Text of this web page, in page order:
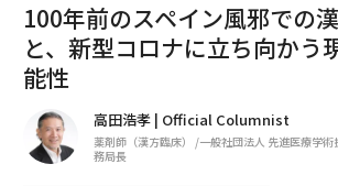
100年前のスペイン風邪での
と、新型コロナに立ち向かう
能性
高田浩孝 | Official Columnist
薬剤師（漢方臨床） /一般社団法人 先進医療学術
務局長